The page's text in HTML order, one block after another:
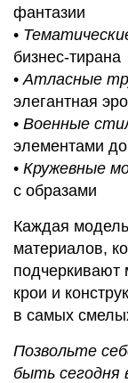
фантазии
•
бизнес-тирана
•Атласные
элегантная
• Военные
элементами
• Кружевные
с образами
Каждая
материалов,
подчеркивают
крои и
в самых
Позвольте
быть сегодня